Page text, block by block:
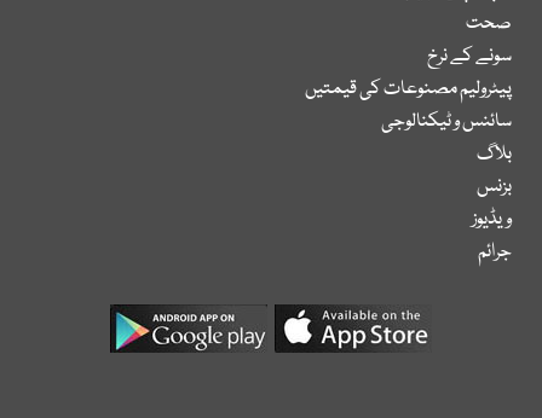
صحت
سونے کے نرخ
پیٹرولیم مصنوعات کی قیمتیں
سائنس و ٹیکنالوجی
بلاگ
بزنس
ویڈیوز
جرائم